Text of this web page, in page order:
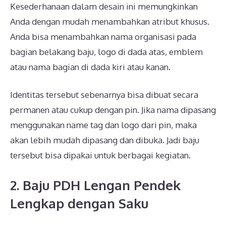
Kesederhanaan dalam desain ini memungkinkan
Anda dengan mudah menambahkan atribut khusus.
Anda bisa menambahkan nama organisasi pada
bagian belakang baju, logo di dada atas, emblem
atau nama bagian di dada kiri atau kanan.
Identitas tersebut sebenarnya bisa dibuat secara
permanen atau cukup dengan pin. Jika nama dipasang
menggunakan name tag dan logo dari pin, maka
akan lebih mudah dipasang dan dibuka. Jadi baju
tersebut bisa dipakai untuk berbagai kegiatan.
2. Baju PDH Lengan Pendek
Lengkap dengan Saku